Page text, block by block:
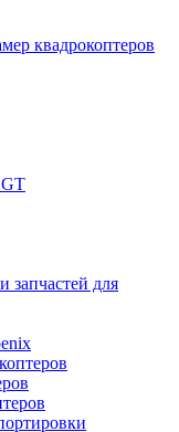
квадрокоптеров
запчастей для